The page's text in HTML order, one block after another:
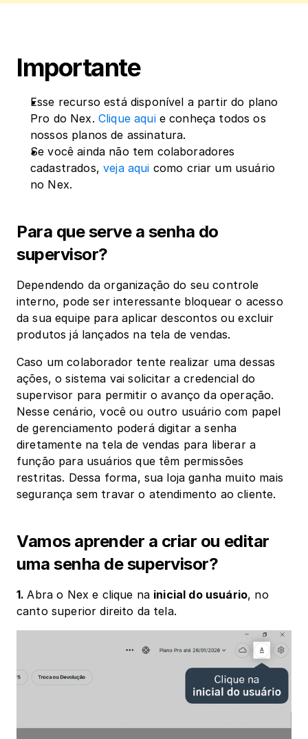
Importante
Esse recurso está disponível a partir do plano
Pro do Nex. Clique aqui e conheça todos os
nossos planos de assinatura.
Se você ainda não tem colaboradores
cadastrados, veja aqui como criar um usuário
no Nex.
Para que serve a senha do
supervisor?
Dependendo da organização do seu controle
interno, pode ser interessante bloquear o acesso
da sua equipe para aplicar descontos ou excluir
produtos já lançados na tela de vendas.
Caso um colaborador tente realizar uma dessas
ações, o sistema vai solicitar a credencial do
supervisor para permitir o avanço da operação.
Nesse cenário, você ou outro usuário com papel
de gerenciamento poderá digitar a senha
diretamente na tela de vendas para liberar a
função para usuários que têm permissões
restritas. Dessa forma, sua loja ganha muito mais
segurança sem travar o atendimento ao cliente.
Vamos aprender a criar ou editar
uma senha de supervisor?
1. Abra o Nex e clique na inicial do usuário, no
canto superior direito da tela.